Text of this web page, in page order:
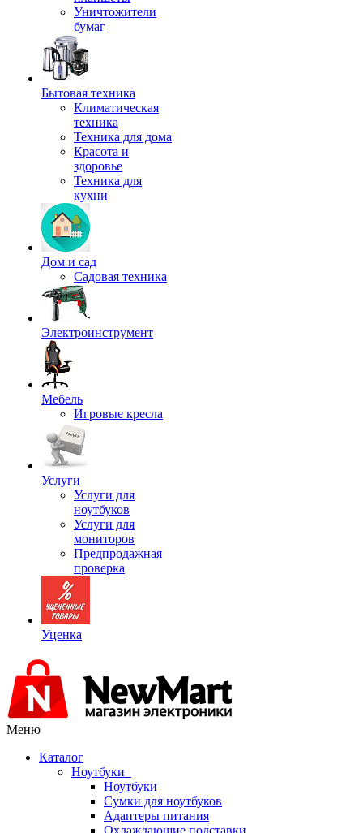
Уничтожители
бумаг
Бытовая техника
Климатическая
техника
Техника для дома
Красота и
здоровье
Техника для
кухни
Дом и сад
Садовая техника
Электроинструмент
Мебель
Игровые кресла
Услуги
Услуги для
ноутбуков
Услуги для
мониторов
Предпродажная
проверка
Уценка
Меню
Каталог
Ноутбуки
Ноутбуки
Сумки для ноутбуков
Адаптеры питания
Охлаждающие подставки